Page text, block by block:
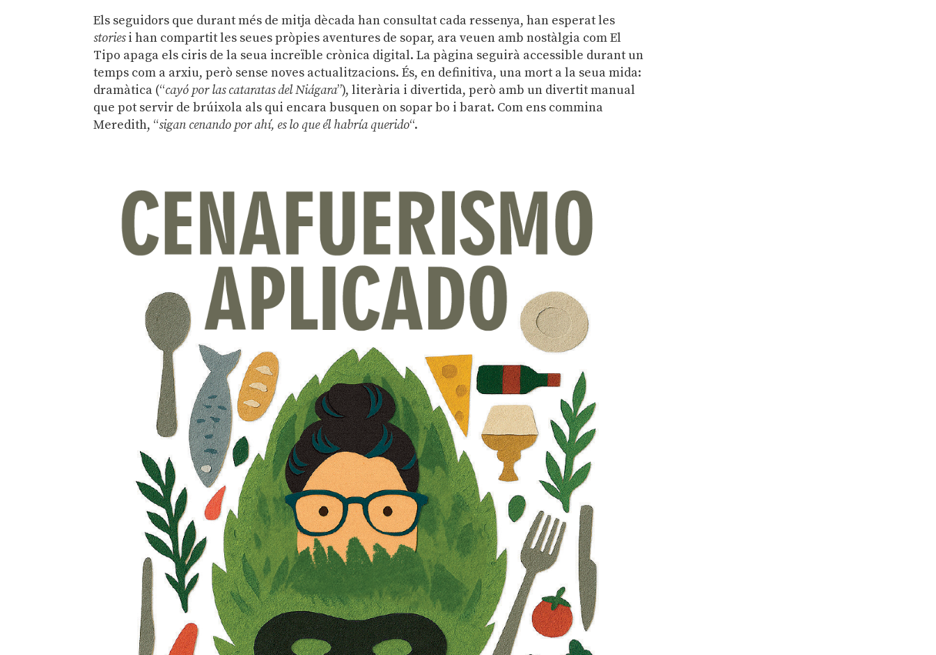
Els seguidors que durant més de mitja dècada han consultat cada ressenya, han esperat les
storiesi han compartit les seues pròpies aventures de sopar, ara veuen amb nostàlgia com El
Tipo apaga els ciris de la seua increïble crònica digital. La pàgina seguirà accessible durant un
temps com a arxiu, però sense noves actualitzacions. És, en definitiva, una mort a la seua mida:
dramàtica (“cayó por las cataratas del Niágara”), literària i divertida, però amb un divertit manual
que pot servir de brúixola als qui encara busquen on sopar bo i barat. Com ens commina
Meredith, “sigan cenando por ahí, es lo que él habría querido“.